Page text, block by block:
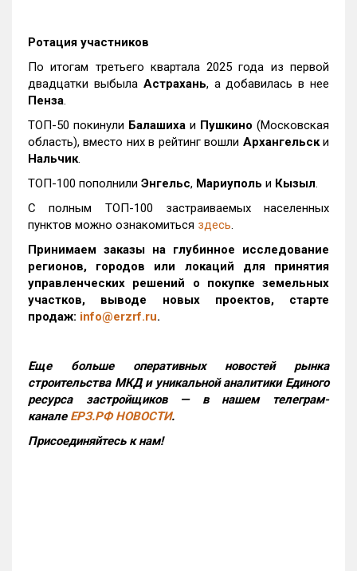
Ротация участников
По итогам третьего квартала 2025 года из первой
двадцатки выбыла Астрахань, а добавилась в нее
Пенза.
ТОП-50 покинули Балашиха и Пушкино (Московская
область), вместо них в рейтинг вошли Архангельски
Нальчик.
ТОП-100 пополнили Энгельс, Мариуполь и Кызыл.
С полным ТОП-100 застраиваемых населенных
пунктов можно ознакомиться здесь.
Принимаем заказы на глубинное исследование
регионов, городов или локаций для принятия
управленческих решений о покупке земельных
участков, выводе новых проектов, старте
продаж: info@erzrf.ru.
Еще больше оперативных новостей рынка
строительства МКД и уникальной аналитики Единого
ресурса застройщиков — в нашем телеграм-
канале ЕРЗ.РФ НОВОСТИ.
Присоединяйтесь к нам!